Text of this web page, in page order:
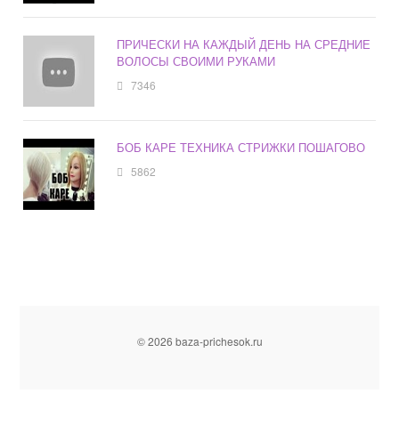
ПРИЧЕСКИ НА КАЖДЫЙ ДЕНЬ НА СРЕДНИЕ
ВОЛОСЫ СВОИМИ РУКАМИ
7346
БОБ КАРЕ ТЕХНИКА СТРИЖКИ ПОШАГОВО
5862
© 2026 baza-prichesok.ru